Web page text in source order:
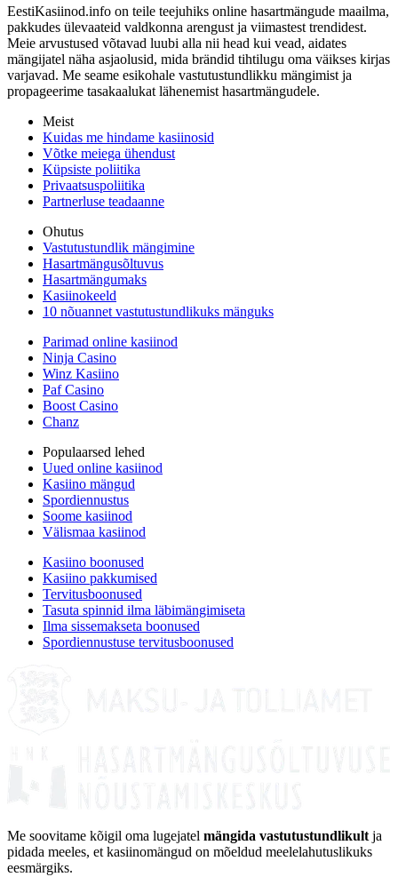
EestiKasiinod.info on teile teejuhiks online hasartmängude maailma,
pakkudes ülevaateid valdkonna arengust ja viimastest trendidest.
Meie arvustused võtavad luubi alla nii head kui vead, aidates
mängijatel näha asjaolusid, mida brändid tihtilugu oma väikses kirjas
varjavad. Me seame esikohale vastutustundlikku mängimist ja
propageerime tasakaalukat lähenemist hasartmängudele.
Meist
Kuidas me hindame kasiinosid
Võtke meiega ühendust
Küpsiste poliitika
Privaatsuspoliitika
Partnerluse teadaanne
Ohutus
Vastutustundlik mängimine
Hasartmängusõltuvus
Hasartmängumaks
Kasiinokeeld
10 nõuannet vastutustundlikuks mänguks
Parimad online kasiinod
Ninja Casino
Winz Kasiino
Paf Casino
Boost Casino
Chanz
Populaarsed lehed
Uued online kasiinod
Kasiino mängud
Spordiennustus
Soome kasiinod
Välismaa kasiinod
Kasiino boonused
Kasiino pakkumised
Tervitusboonused
Tasuta spinnid ilma läbimängimiseta
Ilma sissemakseta boonused
Spordiennustuse tervitusboonused
Me soovitame kõigil oma lugejatel mängida vastutustundlikult ja
pidada meeles, et kasiinomängud on mõeldud meelelahutuslikuks
eesmärgiks.